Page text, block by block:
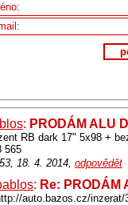
: PRODÁM ALU
RB dark 17" 5x98 +
565
18. 4. 2014, odpovědět
: Re: PRODÁM
auto.bazos.cz/inzerat/